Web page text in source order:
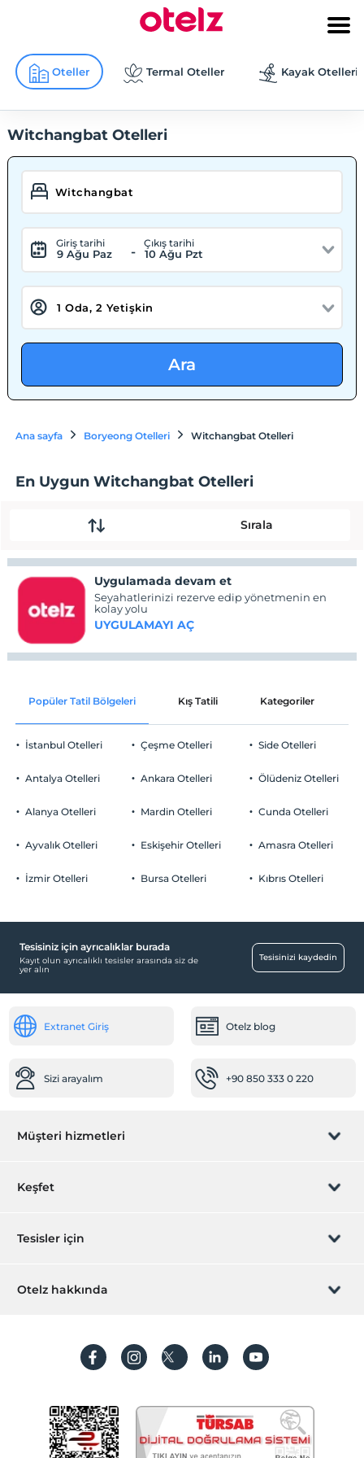
Oteller Termal Oteller Kayak Otelleri
Witchangbat Otelleri
Giriş tarihi
9 Ağu Paz -
Çıkış tarihi
10 Ağu Pzt
Ara
Ana sayfa Boryeong Otelleri Witchangbat Otelleri
En Uygun Witchangbat Otelleri
Sırala
Uygulamada devam et
Seyahatlerinizi rezerve edip yönetmenin en
kolay yolu
UYGULAMAYI AÇ
Popüler Tatil Bölgeleri Kış Tatili Kategoriler
İstanbul Otelleri
Antalya Otelleri
Alanya Otelleri
Ayvalık Otelleri
İzmir Otelleri
Çeşme Otelleri
Ankara Otelleri
Mardin Otelleri
Eskişehir Otelleri
Bursa Otelleri
Side Otelleri
Ölüdeniz Otelleri
Cunda Otelleri
Amasra Otelleri
Kıbrıs Otelleri
Tesisiniz için ayrıcalıklar burada
Kayıt olun ayrıcalıklı tesisler arasında siz de
yer alın
Tesisinizi kaydedin
Extranet Giriş Otelz blog
Sizi arayalım +90 850 333 0 220
Müşteri hizmetleri
Rezervasyon yönet
Sıkça sorulan sorular
İşlem rehberi
Keşfet
Hediye Kart
Hesap oluştur
Tesisler için
Hemen tesisinizi ekleyin
Otelz hakkında
Koşullar ve şartlar